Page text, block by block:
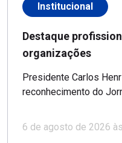
Institucional
Destaque
organizações
Presidente Carlos
reconhecimento do
6 de agosto de 2026